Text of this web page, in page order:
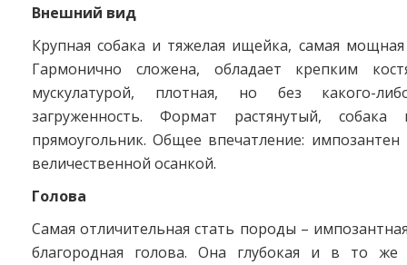
Внешний вид
Крупная собака и тяжелая ищейка, самая мощная
Гармонично сложена, обладает крепким
мускулатурой, плотная, но без какого-
загруженность. Формат растянутый, собака
прямоугольник. Общее впечатление: импозантен
величественной осанкой.
Голова
Самая отличительная стать породы –
благородная голова. Она глубокая и в то